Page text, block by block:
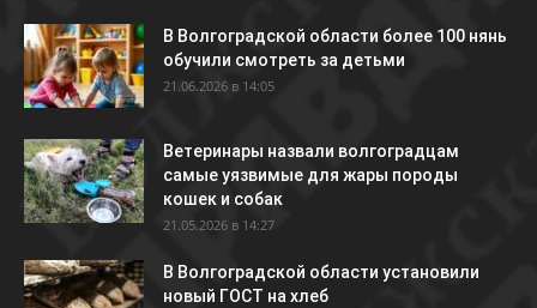
В Волгоградской области более 100 нянь
обучили смотреть за детьми
21.06.2026 в 14:05
Ветеринары назвали волгоградцам
самые уязвимые для жары породы
кошек и собак
21.05.2026 в 14:27
В Волгоградской области установили
новый ГОСТ на хлеб